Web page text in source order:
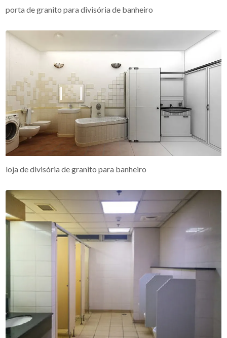
porta de granito para divisória de banheiro
loja de divisória de granito para banheiro